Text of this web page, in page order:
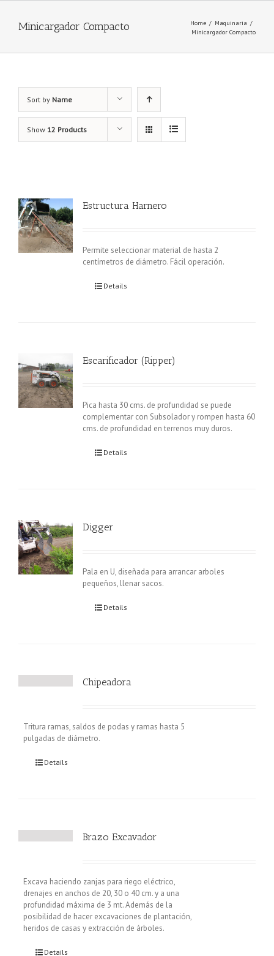
Minicargador Compacto Home / Maquinaria /
Minicargador Compacto
Sort by Name
Show 12 Products
Estructura Harnero
Permite seleccionar material de hasta 2
centímetros de diámetro. Fácil operación.
Details
Escarificador (Ripper)
Pica hasta 30 cms. de profundidad se puede
complementar con Subsolador y rompen hasta 60
cms. de profundidad en terrenos muy duros.
Details
Digger
Pala en U, diseñada para arrancar arboles
pequeños, llenar sacos.
Details
Chipeadora
Tritura ramas, saldos de podas y ramas hasta 5
pulgadas de diámetro.
Details
Brazo Excavador
Excava haciendo zanjas para riego eléctrico,
drenajes en anchos de 20, 30 o 40 cm. y a una
profundidad máxima de 3 mt. Además de la
posibilidad de hacer excavaciones de plantación,
heridos de casas y extracción de árboles.
Details